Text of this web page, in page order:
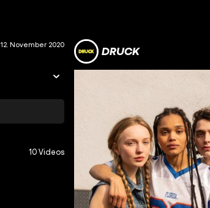
DRUCK
12. November 2020
10 Videos